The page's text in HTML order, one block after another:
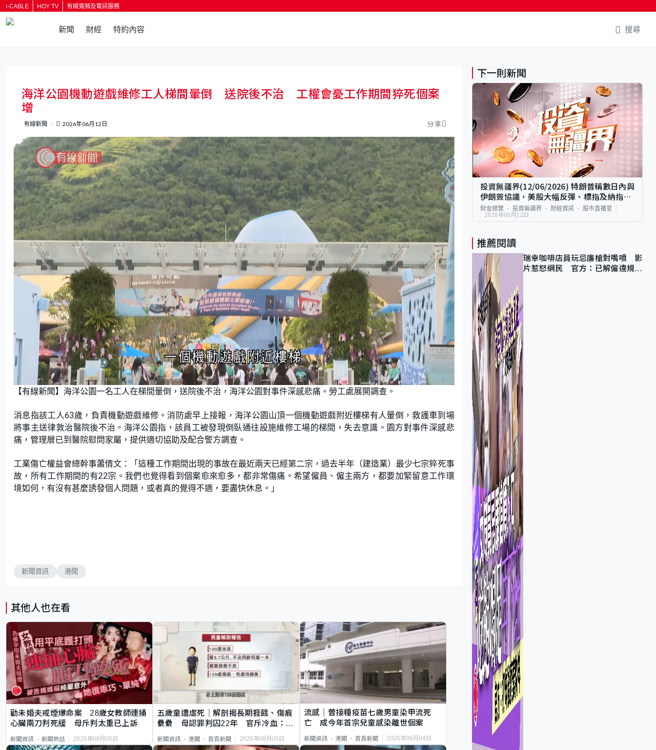
i-CABLE HOY TV 有線寬頻及電訊服務
新聞 財經 特約內容 搜尋
海洋公園機動遊戲維修工人梯間暈倒 送院後不治 工權會憂工作期間猝死個案
增
有線新聞 2026年06月12日 分享
n
m
u
L
a
d
3
6
9
%
【有線新聞】海洋公園一名工人在梯間暈倒，送院後不治，海洋公園對事件深感悲痛。勞工處展開調查。
消息指該工人63歲，負責機動遊戲維修。消防處早上接報，海洋公園山頂一個機動遊戲附近樓梯有人暈倒，救護車到場
將事主送律敦治醫院後不治。海洋公園指，該員工被發現倒臥通往設施維修工場的梯間，失去意識。園方對事件深感悲
痛，管理層已到醫院慰問家屬，提供適切協助及配合警方調查。
工業傷亡權益會總幹事蕭倩文：「這種工作期間出現的事故在最近兩天已經第二宗，過去半年（建造業）最少七宗猝死事
故，所有工作期間的有22宗。我們也覺得看到個案愈來愈多，都非常傷痛。希望僱員、僱主兩方，都要加緊留意工作環
境如何，有沒有甚麼誘發個人問題，或者真的覺得不適，要盡快休息。」
新聞資訊 港聞
其他人也在看
勸未婚夫戒煙爆命案 28歲女教師連捅
心臟兩刀判死緩 母斥判太重已上訴
新聞資訊 新聞熱話 2026年08月05日
五歲童遭虐死｜解剖揭長期捱餓、傷痕
纍纍 母認罪判囚22年 官斥冷血：同
新聞資訊 港聞 首頁新聞 2026年08月05日
流感｜曾接種疫苗七歲男童染甲流死
亡 成今年首宗兒童感染離世個案
新聞資訊 港聞 首頁新聞 2026年08月04日
下一則新聞
投資無疆界(12/06/2026) 特朗普稱數日內與
伊朗簽協議，美股大幅反彈、標指及納指終
止兩連跌
財金總覽 投資無疆界 財經資訊 股市直播室
2026年06月12日
推薦閱讀
瑞幸咖啡店員玩忌廉槍對嘴噴 影
片惹怒網民 官方：已解僱違規員